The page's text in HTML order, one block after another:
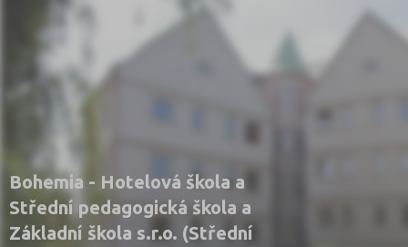
DŮLEŽITÉ TERMÍNY
REFERÁTY A SEMINÁRKY
DALŠÍ DRUHY ŠKOL
Bohemia - Hotelová škola a
Střední pedagogická škola a
Základní škola s.r.o. (Střední